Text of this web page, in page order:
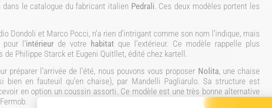
le catalogue du fabricant italien Pedrali . Ces deux modèles portent les
Dondoli et Marco Pocci, n’a rien d’intrigant comme son nom l’indique, mais
l’intérieur de votre habitat que l’extérieur. Ce modèle rappelle plus
Philippe Starck et Eugeni Quitllet, édité chez kartell.
préparer l’arrivée de l’été, nous pouvons vous proposer Nolita, une chaise
bien en fauteuil qu’en chaise), par Mandelli Pagliarulo. Sa structure est
en option un coussin assorti. Ce modèle est une très bonne alternative